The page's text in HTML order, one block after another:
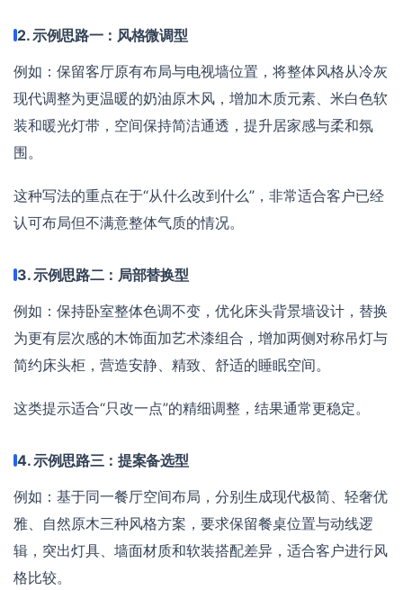
2. 示例思路一：风格微调型
例如：保留客厅原有布局与电视墙位置，将整体风格从冷灰
现代调整为更温暖的奶油原木风，增加木质元素、米白色软
装和暖光灯带，空间保持简洁通透，提升居家感与柔和氛
围。
这种写法的重点在于“从什么改到什么”，非常适合客户已经
认可布局但不满意整体气质的情况。
3. 示例思路二：局部替换型
例如：保持卧室整体色调不变，优化床头背景墙设计，替换
为更有层次感的木饰面加艺术漆组合，增加两侧对称吊灯与
简约床头柜，营造安静、精致、舒适的睡眠空间。
这类提示适合“只改一点”的精细调整，结果通常更稳定。
4. 示例思路三：提案备选型
例如：基于同一餐厅空间布局，分别生成现代极简、轻奢优
雅、自然原木三种风格方案，要求保留餐桌位置与动线逻
辑，突出灯具、墙面材质和软装搭配差异，适合客户进行风
格比较。